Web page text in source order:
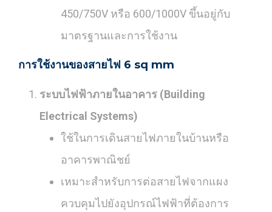
450/750V หรือ 600/1000V ขึ้นอยู่กับ
มาตรฐานและการใช้งาน
การใช้งานของสายไฟ 6 sq mm
ระบบไฟฟ้าภายในอาคาร (Building
Electrical Systems)
ใช้ในการเดินสายไฟภายในบ้านหรือ
อาคารพาณิชย์
เหมาะสำหรับการต่อสายไฟจากแผง
ควบคุมไปยังอุปกรณ์ไฟฟ้าที่ต้องการ